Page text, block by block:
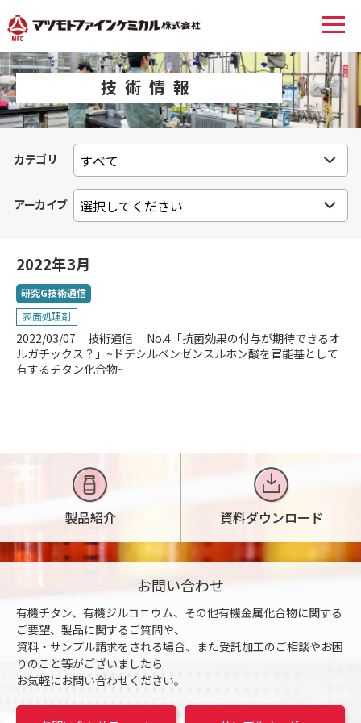
技術情報
カテゴリ
アーカイブ
2022年3月
研究G技術通信
表面処理剤
2022/03/07
技術通信 No.4「抗菌効果の付与が期待できるオ
ルガチックス？」~ドデシルベンゼンスルホン酸を官能基として
有するチタン化合物~
製品紹介 資料ダウンロード
お問い合わせ
有機チタン、有機ジルコニウム、その他有機金属化合物に関する
ご要望、製品に関するご質問や、
資料・サンプル請求をされる場合、また受託加工のご相談やお困
りのこと等がございましたら
お気軽にお問い合わせください。